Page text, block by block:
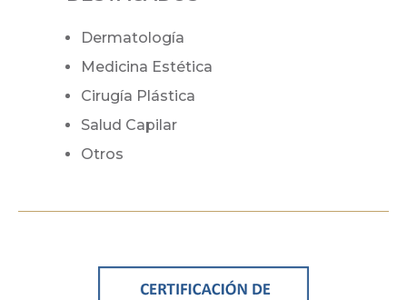
Dermatología
Medicina Estética
Cirugía Plástica
Salud Capilar
Otros